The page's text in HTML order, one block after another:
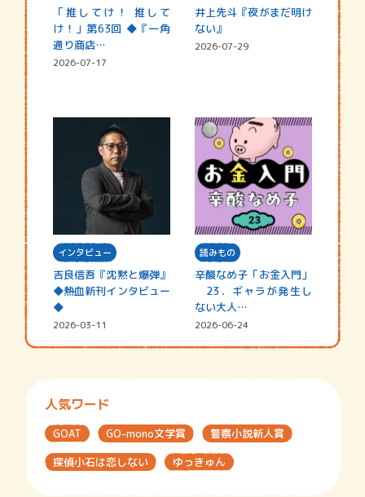
「推してけ！ 推して
け！」第63回 ◆『一角
通り商店…
2026-07-17
井上先斗『夜がまだ明け
ない』
2026-07-29
インタビュー
吉良信吾『沈黙と爆弾』
◆熱血新刊インタビュー
◆
2026-03-11
読みもの
辛酸なめ子「お金入門」
23．ギャラが発生し
ない大人…
2026-06-24
人気ワード
GOAT GO-mono文学賞
警察小説新人賞
探偵小石は恋しない
ゆっきゅん